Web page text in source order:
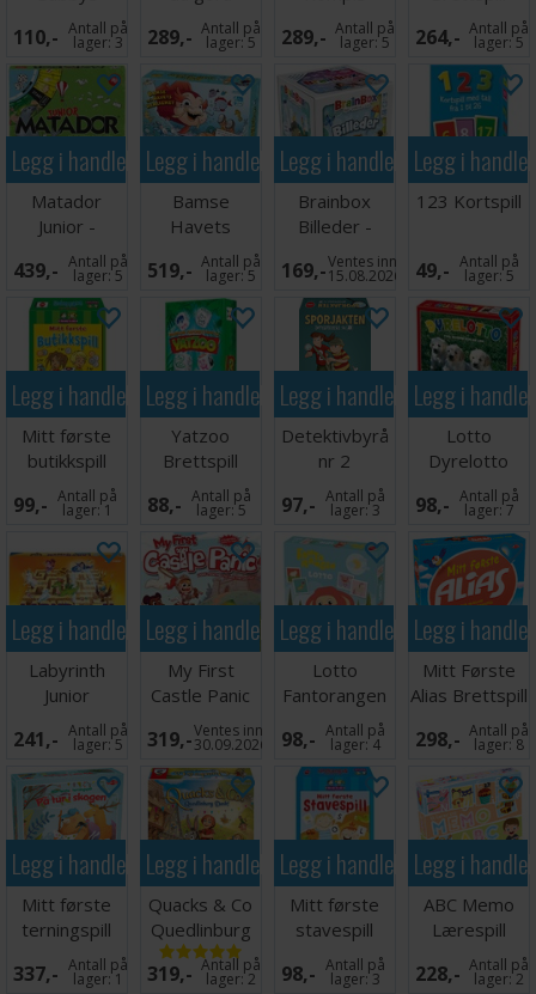
Dollhouse
Kortspill
110,- Antall på
lager:3
spelet -
SVENSK
289,- Antall på
lager:5
spelet -
SVENSK
289,- Antall på
lager:5 264,- Antall på
lager:5
Legg i handlekurven
Matador
Junior -
DANSK
439,- Antall på
lager:5
Legg i handlekurven
Bamse
Havets
Hemlighet -
SVENSK
519,- Antall på
lager:5
Legg i handlekurven
Brainbox
Billeder -
DANSK
169,-Ventes inn
15.08.2026
Legg i
123 Kortspill
49,- Antall på
lager:5
Legg i handlekurven
Mitt første
butikkspill
Brettspill
99,- Antall på
lager:1
Legg i handlekurven
Yatzoo
Brettspill
88,- Antall på
lager:5
Legg i handlekurven
Detektivbyrå
nr 2
Sporjakten
Brettspill
97,- Antall på
lager:3
Legg i
Lotto
Dyrelotto
98,- Antall på
lager:7
Legg i handlekurven
Labyrinth
Junior
Brettspill
241,- Antall på
lager:5
Legg i handlekurven
My First
Castle Panic
Brettspill
319,-Ventes inn
30.09.2026
Legg i handlekurven
Lotto
Fantorangen
98,- Antall på
lager:4
Legg i
Mitt Første
Alias Brettspill
298,- Antall på
lager:8
Legg i handlekurven
Mitt første
terningspill
337,- Antall på
lager:1
Legg i handlekurven
Quacks & Co
Quedlinburg
Dash
Brettspill
319,- Antall på
lager:2
Legg i handlekurven
Mitt første
stavespill
Brettspill
98,- Antall på
lager:3
Legg i
ABC Memo
Lærespill
228,- Antall på
lager:2